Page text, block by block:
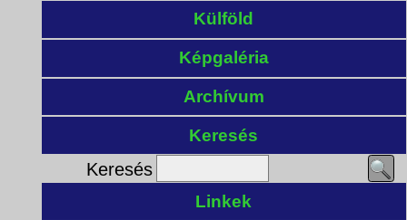
Külföld
Képgaléria
Archívum
Keresés
Keresés
Linkek